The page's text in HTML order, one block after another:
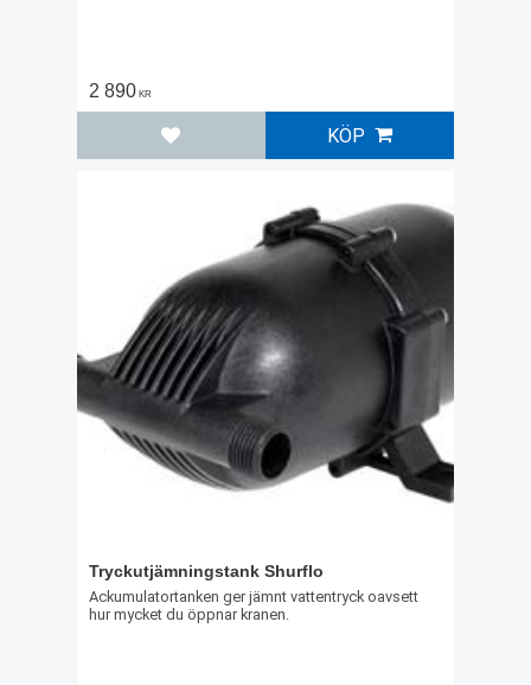
2 890KR
Lägg till i favoriter
KÖP
Tryckutjämningstank Shurflo
Ackumulatortanken ger jämnt vattentryck oavsett
hur mycket du öppnar kranen.